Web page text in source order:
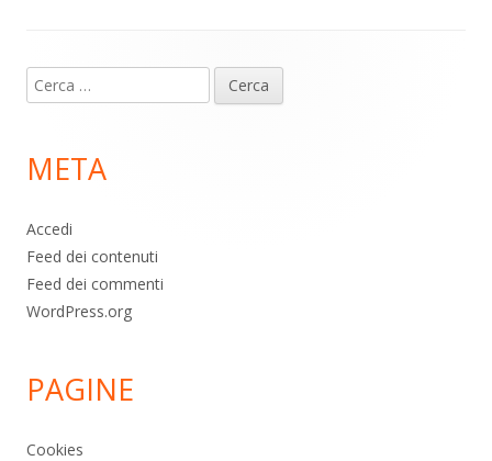
piè
pagina
Ricerca
per:
META
Accedi
Feed dei contenuti
Feed dei commenti
WordPress.org
PAGINE
Cookies